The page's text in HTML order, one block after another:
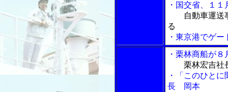
・国交省、１
自動車運送
る
・東京港でゲ
・栗林商船が
栗林宏吉社
・「このひと
長 岡本